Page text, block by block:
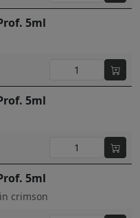
5ml
5ml
5ml
crimson